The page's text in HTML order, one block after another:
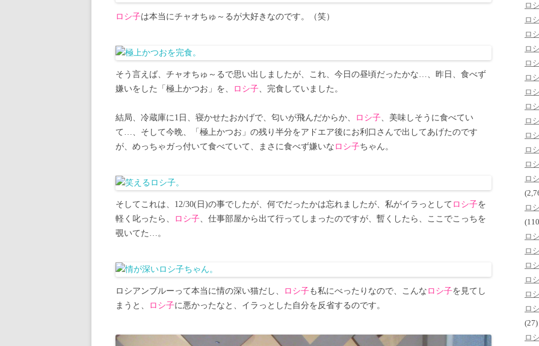
ロシ子は本当にチャオちゅ～るが大好きなのです。（笑）
そう言えば、チャオちゅ～るで思い出しましたが、これ、今日の昼頃だったかな…、昨日、食べず
嫌いをした「極上かつお」を、
ロシ子、完食していました。
結局、冷蔵庫に1日、寝かせたおかげで、匂いが飛んだからか、 ロシ子、美味しそうに食べてい
て…、そして今晩、「極上かつお」の残り半分をアドエア後にお利口さんで出してあげたのです
が、めっちゃガっ付いて食べていて、まさに食べず嫌いな ロシ子ちゃん。
そしてこれは、12/30(日)の事でしたが、何でだったかは忘れましたが、私がイラっとして ロシ子を
軽く叱ったら、
ロシ子、仕事部屋から出て行ってしまったのですが、暫くしたら、ここでこっちを
覗いてた…。
ロシアンブルーって本当に情の深い猫だし、 ロシ子も私にべったりなので、こんな ロシ子を見てし
まうと、
ロシ子に悪かったなと、イラっとした自分を反省するのです。
ロ
ロ
ロ
ロ
ロ
ロ
ロ
ロ
ロ
ロ
ロ
ロ
ロ
ロ
ロ
ロ
ロ
ロ
ロ
ロ
(27)
ロ